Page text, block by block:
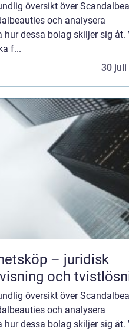
översikt över
och analysera
dessa bolag skiljer sig åt.
f...
30 juli
– juridisk
och
översikt över
och analysera
dessa bolag skiljer sig åt.